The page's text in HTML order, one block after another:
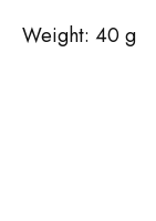
Weight: 40 g